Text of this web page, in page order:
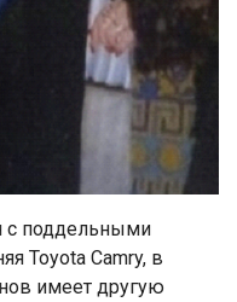
с поддельными
Toyota Camry, в
имеет другую